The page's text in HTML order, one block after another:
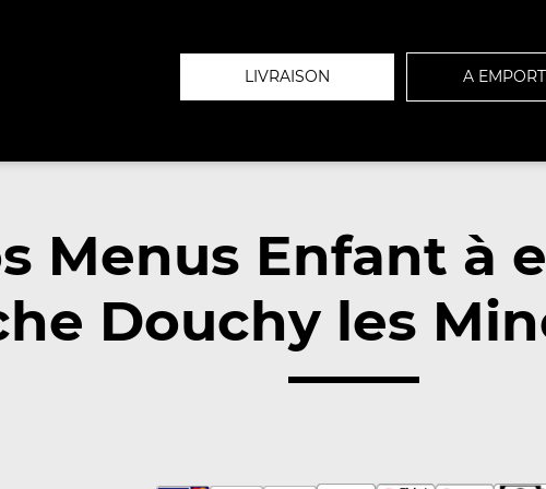
LIVRAISON A
Menus Enfant à
Douchy les